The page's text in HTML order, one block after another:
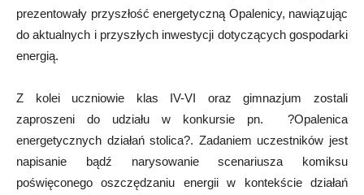
prezentowały przyszłość energetyczną Opalenicy, nawiązując
do aktualnych i przyszłych inwestycji dotyczących gospodarki
energią.
Z kolei uczniowie klas IV-VI oraz gimnazjum zostali
zaproszeni do udziału w konkursie pn. ?Opalenica
energetycznych działań stolica?. Zadaniem uczestników jest
napisanie bądź narysowanie scenariusza komiksu
poświęconego oszczędzaniu energii w kontekście działań